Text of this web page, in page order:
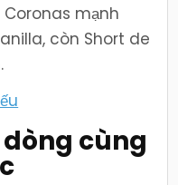
mạnh
còn Short de
dòng cùng